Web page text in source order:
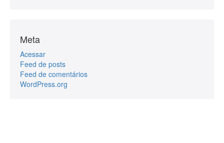
Meta
Acessar
Feed de posts
Feed de comentários
WordPress.org